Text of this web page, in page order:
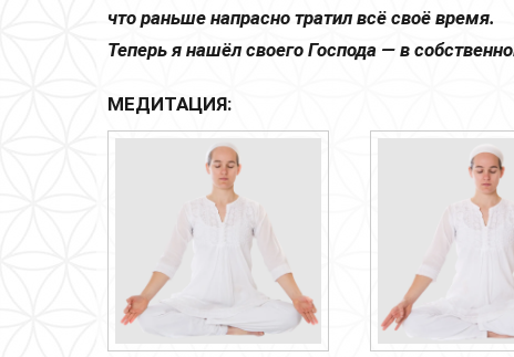
что раньше напрасно тратил всё своё время.
Теперь я нашёл своего Господа — в
МЕДИТАЦИЯ: